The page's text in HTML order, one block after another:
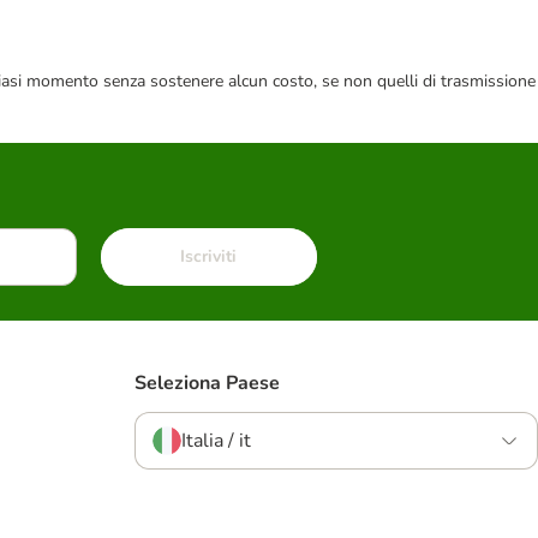
momento senza sostenere alcun costo, se non quelli di trasmissione
Iscriviti
Seleziona Paese
Italia / it